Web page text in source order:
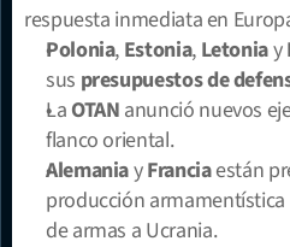
respuesta inmediata en
Polonia, Estonia, Letonia y
sus presupuestos de
La OTAN anunció nuevos
flanco oriental.
Alemania y Francia están
producción
de armas a Ucrania.